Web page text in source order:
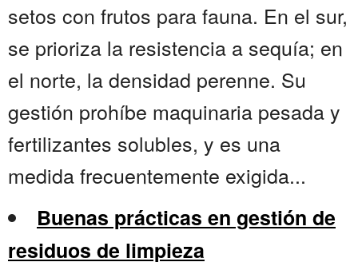
setos con frutos para fauna. En el sur,
se prioriza la resistencia a sequía; en
el norte, la densidad perenne. Su
gestión prohíbe maquinaria pesada y
fertilizantes solubles, y es una
medida frecuentemente exigida...
Buenas prácticas en gestión de
residuos de limpieza